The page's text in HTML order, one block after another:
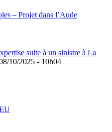
– Projet dans l’Aude
suite à un sinistre à La
10/2025 - 10h04